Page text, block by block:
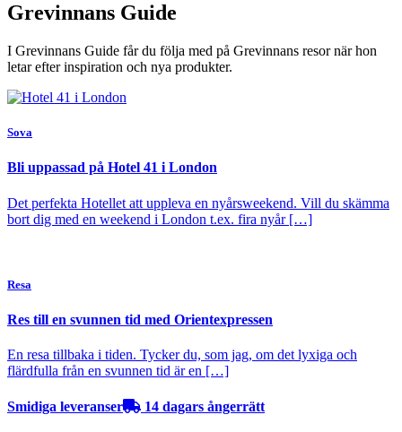
Grevinnans Guide
I Grevinnans Guide får du följa med på Grevinnans resor när hon
letar efter inspiration och nya produkter.
Sova
Bli uppassad på Hotel 41 i London
Det perfekta Hotellet att uppleva en nyårsweekend. Vill du skämma
bort dig med en weekend i London t.ex. fira nyår […]
Resa
Res till en svunnen tid med Orientexpressen
En resa tillbaka i tiden. Tycker du, som jag, om det lyxiga och
flärdfulla från en svunnen tid är en […]
Smidiga leveranser 14 dagars ångerrätt